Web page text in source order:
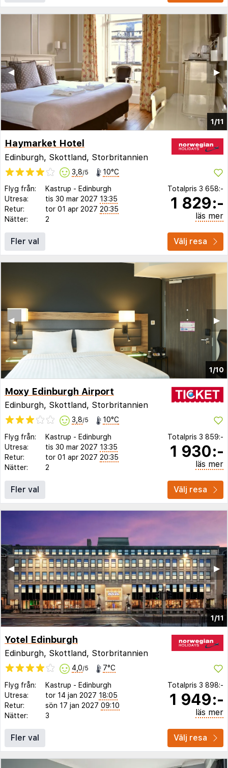
1/11
▶︎
◀︎
Haymarket Hotel
Edinburgh, Skottland, Storbritannien
3,8/5 10°C
Flyg från: Kastrup - Edinburgh
Utresa:
tis 30 mar 2027 13:35
Retur:
tor 01 apr 2027 20:35
Nätter:
2
Totalpris 3 658:-
1 829:-
läs mer
Fler val Välj resa
1/10
▶︎
◀︎
Moxy Edinburgh Airport
Edinburgh, Skottland, Storbritannien
3,8/5 10°C
Flyg från: Kastrup - Edinburgh
Utresa:
tis 30 mar 2027 13:35
Retur:
tor 01 apr 2027 20:35
Nätter:
2
Totalpris 3 859:-
1 930:-
läs mer
Fler val Välj resa
1/11
▶︎
◀︎
Yotel Edinburgh
Edinburgh, Skottland, Storbritannien
4,0/5 7°C
Flyg från: Kastrup - Edinburgh
Utresa:
tor 14 jan 2027 18:05
Retur:
sön 17 jan 2027 09:10
Nätter:
3
Totalpris 3 898:-
1 949:-
läs mer
Fler val Välj resa